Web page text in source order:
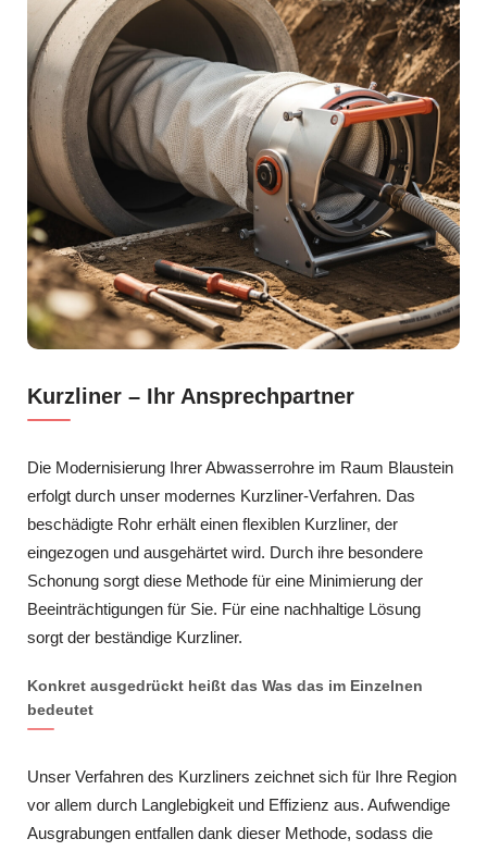
Kurzliner – Ihr Ansprechpartner
Die Modernisierung Ihrer Abwasserrohre im Raum Blaustein
erfolgt durch unser modernes Kurzliner-Verfahren. Das
beschädigte Rohr erhält einen flexiblen Kurzliner, der
eingezogen und ausgehärtet wird. Durch ihre besondere
Schonung sorgt diese Methode für eine Minimierung der
Beeinträchtigungen für Sie. Für eine nachhaltige Lösung
sorgt der beständige Kurzliner.
Konkret ausgedrückt heißt das Was das im Einzelnen
bedeutet
Unser Verfahren des Kurzliners zeichnet sich für Ihre Region
vor allem durch Langlebigkeit und Effizienz aus. Aufwendige
Ausgrabungen entfallen dank dieser Methode, sodass die